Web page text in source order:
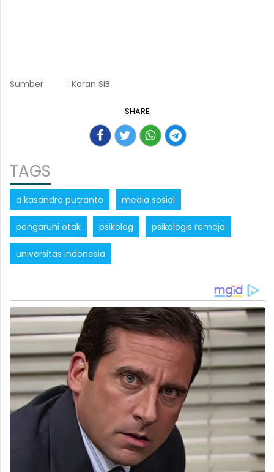
Sumber : Koran SIB
SHARE:
TAGS
a kasandra putranto media sosial
pengaruhi otak psikolog psikologis remaja
universitas indonesia